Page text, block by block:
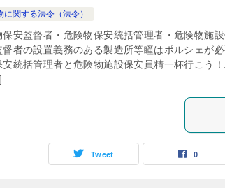
に関する法令（法令）
保安監督者・危険物保安統括管理者・危険物施
督者の設置義務のある製造所等瞳はポルシェが
安統括管理者と危険物施設保安員精一杯行こう
Tweet 0